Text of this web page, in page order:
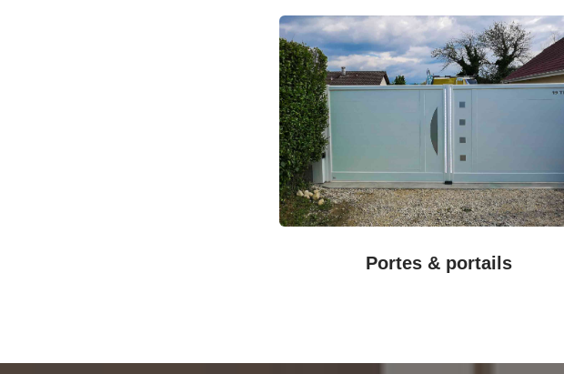
Portes & portails